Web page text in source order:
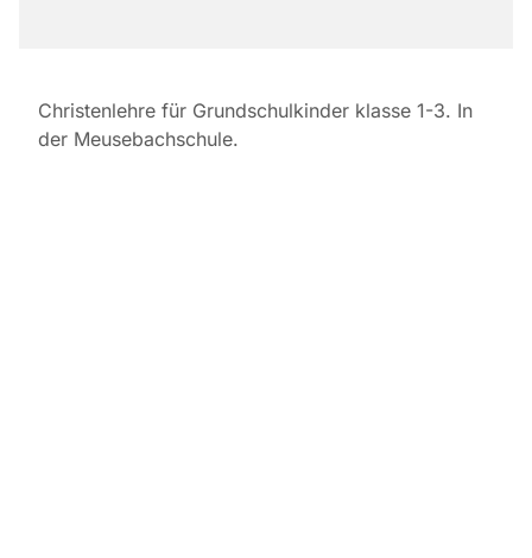
Christenlehre für Grundschulkinder klasse 1-3. In
der Meusebachschule.